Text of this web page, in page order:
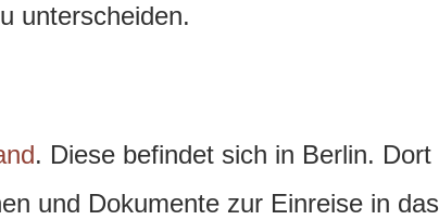
unterscheiden.
. Diese befindet sich in Berlin. Dort
und Dokumente zur Einreise in das